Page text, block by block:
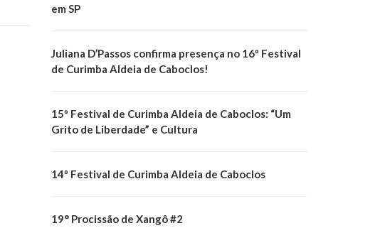
em SP
Juliana D’Passos confirma presença no 16º Festival
de Curimba Aldeia de Caboclos!
15º Festival de Curimba Aldeia de Caboclos: “Um
Grito de Liberdade” e Cultura
14º Festival de Curimba Aldeia de Caboclos
19° Procissão de Xangô #2